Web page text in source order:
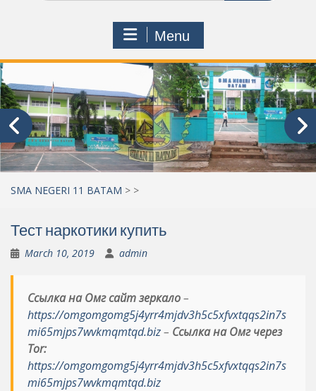
Menu
SMA NEGERI 11 BATAM > >
Тест наркотики купить
March 10, 2019 admin
Ссылка на Омг сайт зеркало–
https://omgomgomg5j4yrr4mjdv3h5c5xfvxtqqs2in7s
mi65mjps7wvkmqmtqd.biz– Ссылка на Омг через
Tor:
https://omgomgomg5j4yrr4mjdv3h5c5xfvxtqqs2in7s
mi65mjps7wvkmqmtqd.biz